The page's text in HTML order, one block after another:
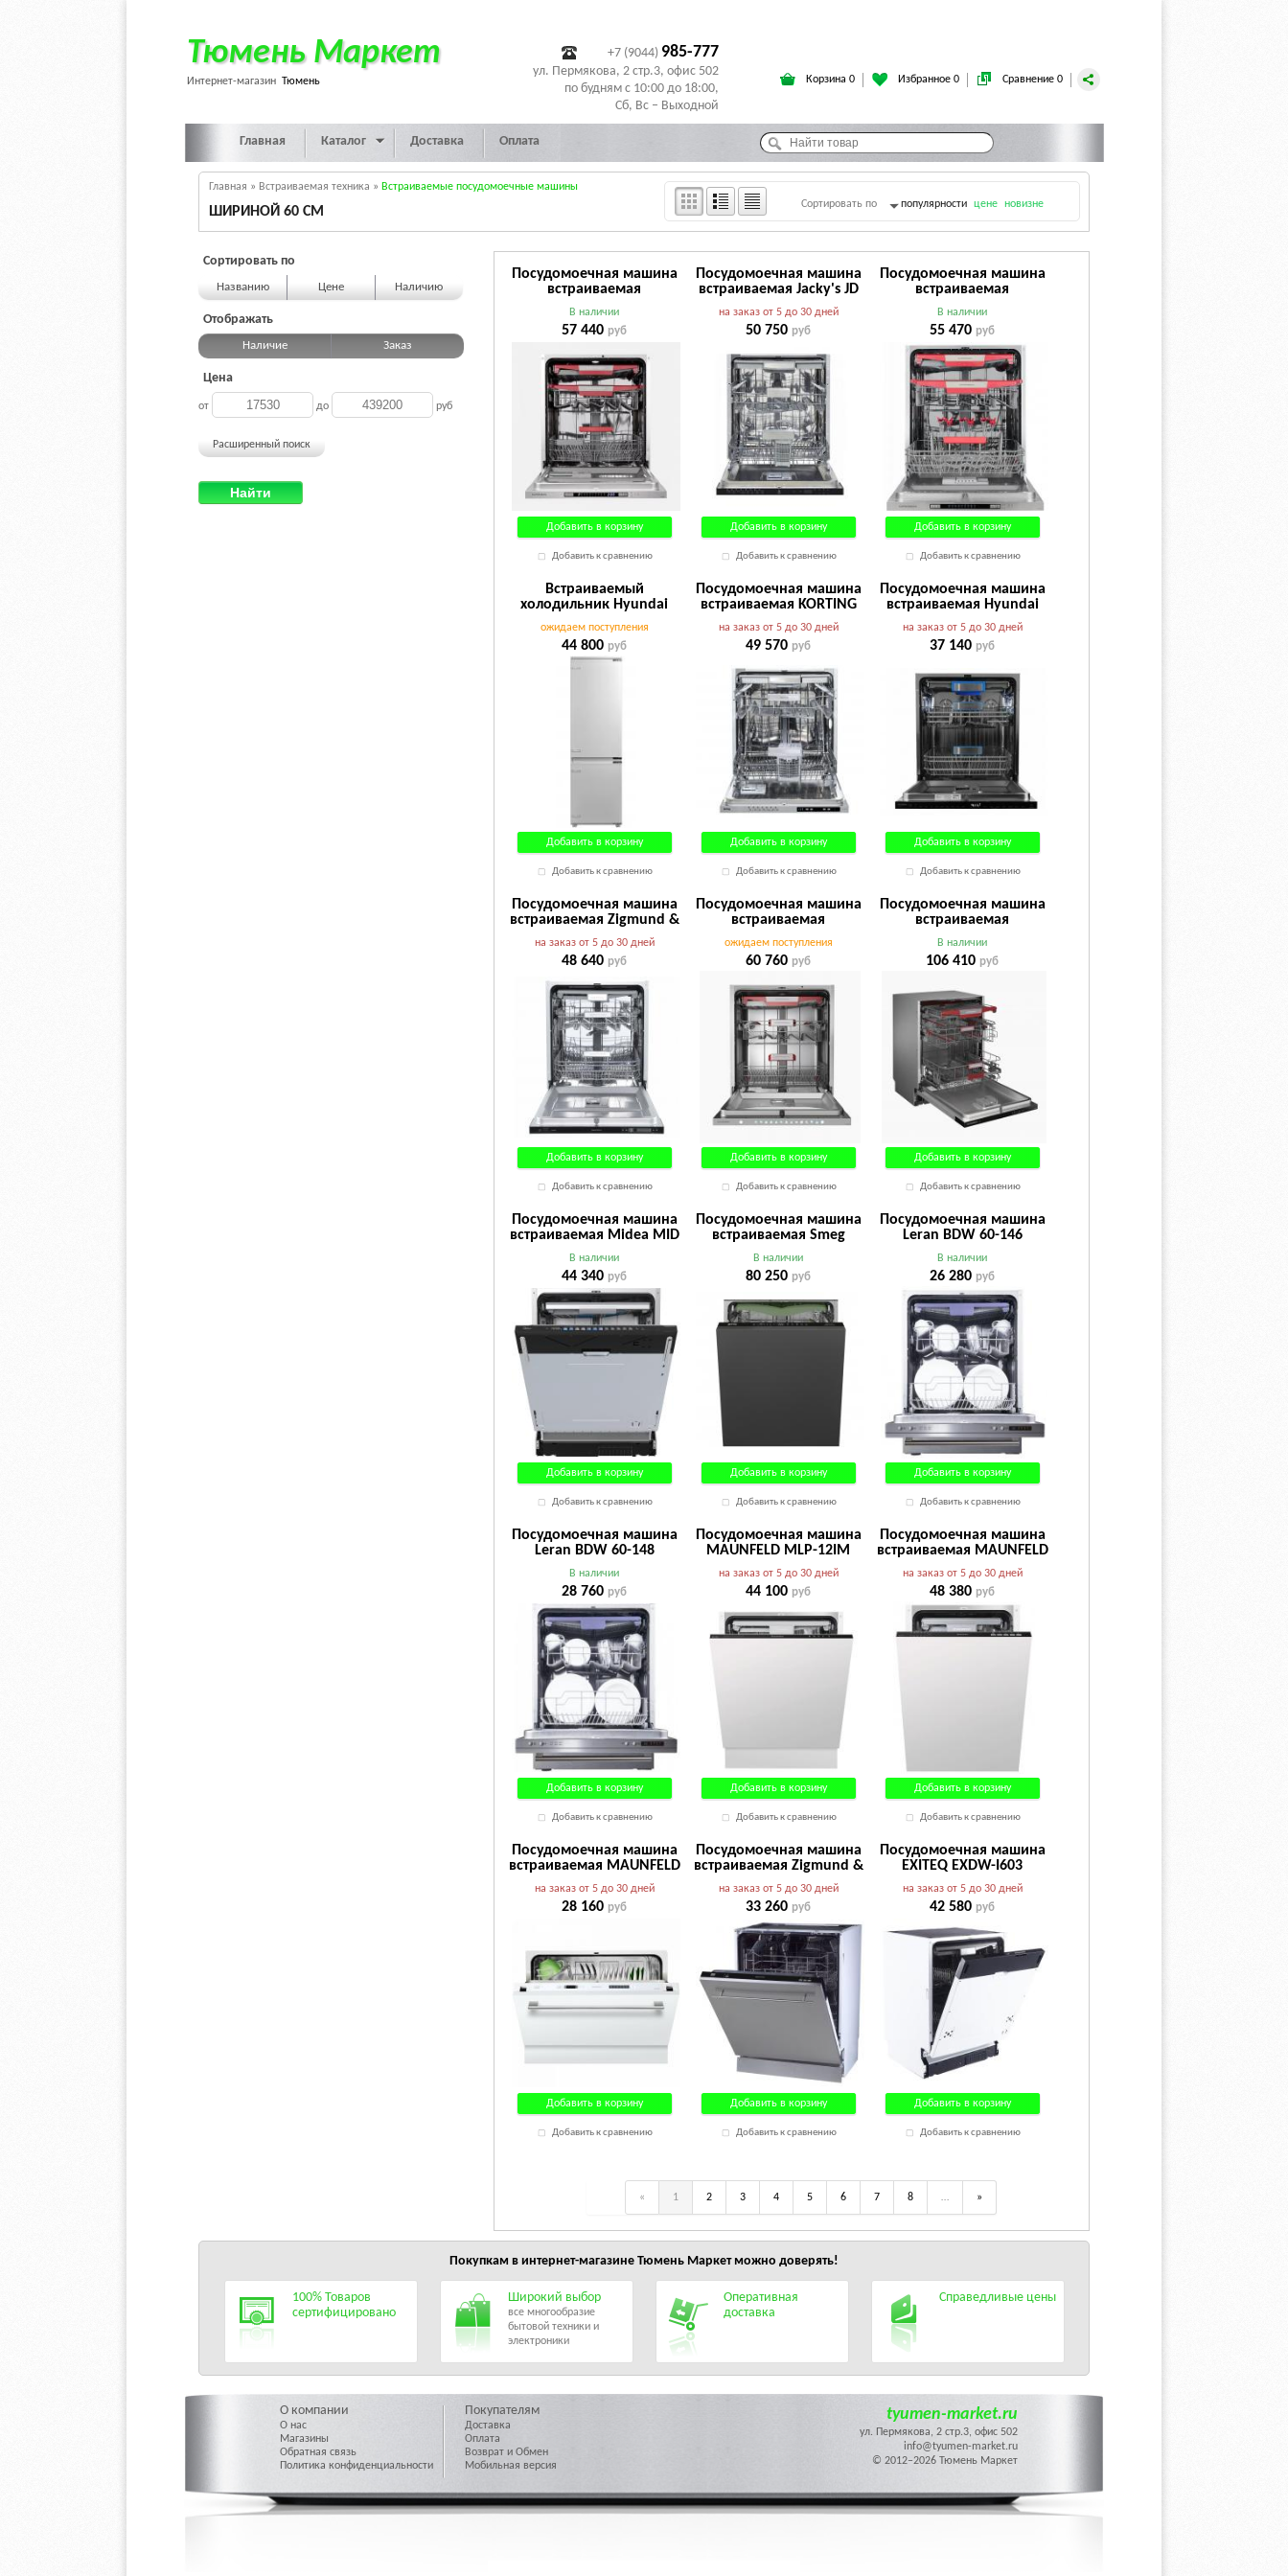
Тюмень Маркет
Интернет-магазин Тюмень
+7 (9044) 985-777
ул. Пермякова, 2 стр.3, офис 502
по будням с 10:00 до 18:00,
Сб, Вс – Выходной
Корзина 0 Избранное 0 Сравнение 0
Главная Каталог Доставка Оплата
Сортировать по популярности цене новизне
Главная » Встраиваемая техника » Встраиваемые посудомоечные машины
ШИРИНОЙ 60 СМ
Сортировать по
Названию Цене Наличию
Отображать
Наличие Заказ
Цена
от до руб
Расширенный поиск
Найти
Посудомоечная машина
встраиваемая
Kuppersberg GLM 6080
В наличии
57 440 руб
Добавить в корзину
Добавить к сравнению
Посудомоечная машина
встраиваемая Jacky's JD
FB5301
на заказ от 5 до 30 дней
50 750 руб
Добавить в корзину
Добавить к сравнению
Посудомоечная машина
встраиваемая
Kuppersberg GLM 6075
В наличии
55 470 руб
Добавить в корзину
Добавить к сравнению
Встраиваемый
холодильник Hyundai
ожидаем поступления
44 800 руб
Добавить в корзину
Добавить к сравнению
Посудомоечная машина
встраиваемая KORTING
KDI 60488
на заказ от 5 до 30 дней
49 570 руб
Добавить в корзину
Добавить к сравнению
Посудомоечная машина
встраиваемая Hyundai
HBD 645
на заказ от 5 до 30 дней
37 140 руб
Добавить в корзину
Добавить к сравнению
Посудомоечная машина
встраиваемая Zigmund &
Shtain DW 302.6
на заказ от 5 до 30 дней
48 640 руб
Добавить в корзину
Добавить к сравнению
Посудомоечная машина
встраиваемая
ожидаем поступления
60 760 руб
Добавить в корзину
Добавить к сравнению
Посудомоечная машина
встраиваемая
Kuppersberg GIM 6097
В наличии
106 410 руб
Добавить в корзину
Добавить к сравнению
Посудомоечная машина
встраиваемая Midea MID
60 S730i
В наличии
44 340 руб
Добавить в корзину
Добавить к сравнению
Посудомоечная машина
встраиваемая Smeg
STL5352C
В наличии
80 250 руб
Добавить в корзину
Добавить к сравнению
Посудомоечная машина
Leran BDW 60-146
В наличии
26 280 руб
Добавить в корзину
Добавить к сравнению
Посудомоечная машина
Leran BDW 60-148
В наличии
28 760 руб
Добавить в корзину
Добавить к сравнению
Посудомоечная машина
MAUNFELD MLP-12IM
на заказ от 5 до 30 дней
44 100 руб
Добавить в корзину
Добавить к сравнению
Посудомоечная машина
встраиваемая MAUNFELD
MLP-12B
на заказ от 5 до 30 дней
48 380 руб
Добавить в корзину
Добавить к сравнению
Посудомоечная машина
встраиваемая MAUNFELD
MLP-06IM
на заказ от 5 до 30 дней
28 160 руб
Добавить в корзину
Добавить к сравнению
Посудомоечная машина
встраиваемая Zigmund &
Shtain DW139.6005X
на заказ от 5 до 30 дней
33 260 руб
Добавить в корзину
Добавить к сравнению
Посудомоечная машина
EXITEQ EXDW-I603
на заказ от 5 до 30 дней
42 580 руб
Добавить в корзину
Добавить к сравнению
« 1 2 3 4 5 6 7 8 … »
Покупкам в интернет-магазине Тюмень Маркетможно доверять!
100% Товаров
сертифицировано
Широкий выбор
все многообразие
бытовой техники и
электроники
Оперативная
доставка
Справедливые цены
О компании
О нас
Магазины
Обратная связь
Политика конфиденциальности
Покупателям
Доставка
Оплата
Возврат и Обмен
Мобильная версия
tyumen-market.ru
ул. Пермякова, 2 стр.3, офис 502
info@tyumen-market.ru
© 2012–2026 Тюмень Маркет